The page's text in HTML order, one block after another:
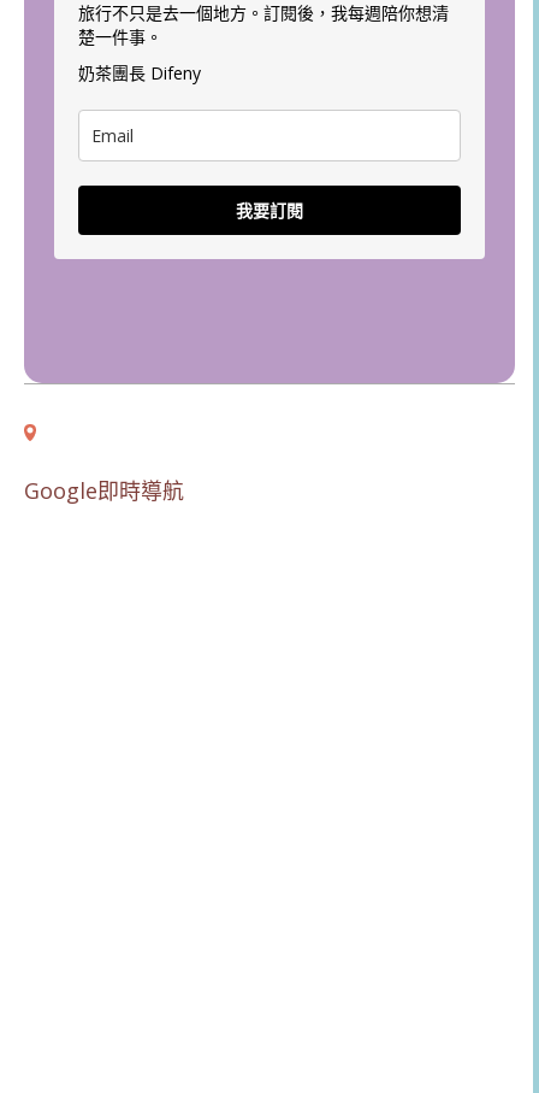
旅行不只是去一個地方。訂閱後，我每週陪你想清
楚一件事。
奶茶團長 Difeny
我要訂閱
Google即時導航